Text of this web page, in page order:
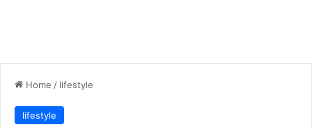
Home / lifestyle
lifestyle